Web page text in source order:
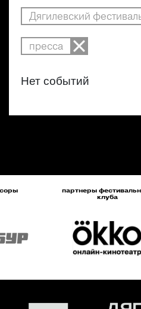
Дягилевский
пресса
Нет событий
партнеры
клуба